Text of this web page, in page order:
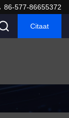
86-577-86655372
Citaat